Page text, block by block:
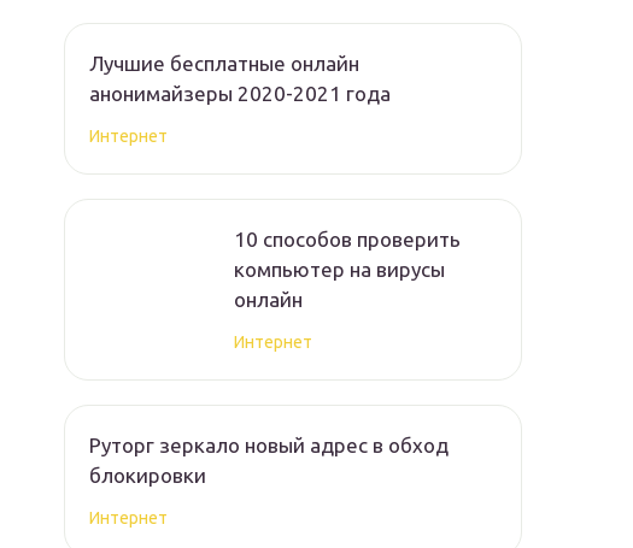
Лучшие бесплатные онлайн
анонимайзеры 2020-2021 года
Интернет
10 способов проверить
компьютер на вирусы
онлайн
Интернет
Руторг зеркало новый адрес в обход
блокировки
Интернет